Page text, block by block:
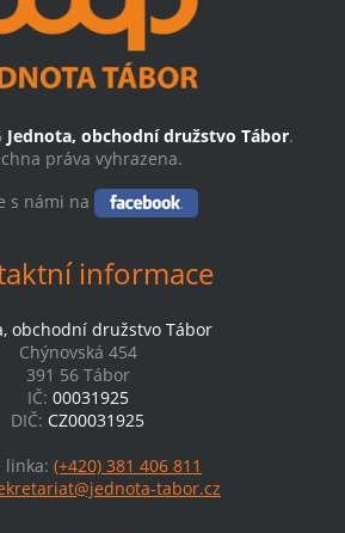
Jednota, obchodní družstvo Tábor.
práva vyhrazena.
s námi na
informace
obchodní družstvo Tábor
Chýnovská 454
391 56 Tábor
IČ: 00031925
DIČ: CZ00031925
linka: (+420) 381 406 811
tabor.cz